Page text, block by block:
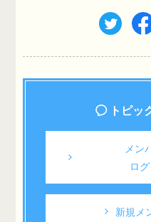
トピッ
メン
ロ
新規メ